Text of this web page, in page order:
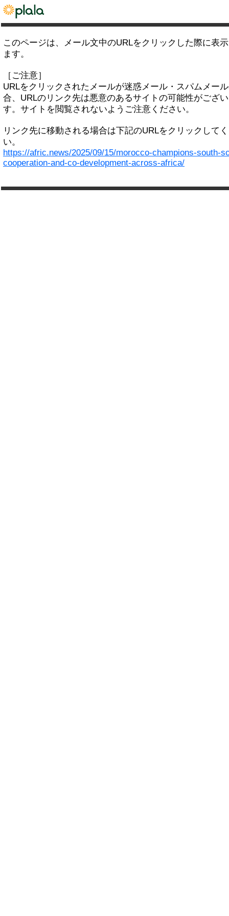
このページは、メール文中のURLをクリックした際に表
ます。
［ご注意］
URLをクリックされたメールが迷惑メール・スパムメー
合、URLのリンク先は悪意のあるサイトの可能性がござ
す。サイトを閲覧されないようご注意ください。
リンク先に移動される場合は下記のURLをクリックして
い。
https://afric.news/2025/09/15/morocco-champions-south-
cooperation-and-co-development-across-africa/